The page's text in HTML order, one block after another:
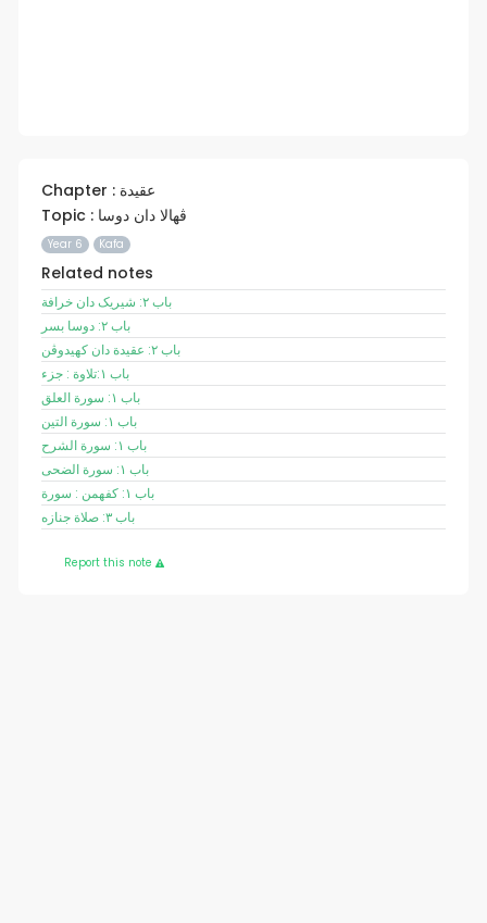
Chapter : عقيدة
Topic : ڤهالا دان دوسا
Year 6 Kafa
Related notes
باب ٢: شيريک دان خرافة
باب ٢: دوسا بسر
باب ٢: عقيدة دان کهيدوڤن
باب ١:تلاوة : جزء
باب ١: سورة العلق
باب ١: سورة التين
باب ١: سورة الشرح
باب ١: سورة الضحى
باب ١: کفهمن : سورة
باب ٣: صلاة جنازه
Report this note